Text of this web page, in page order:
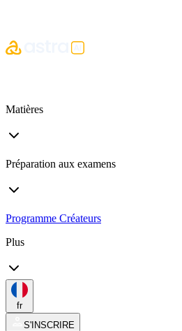
Matières
Préparation aux examens
Programme Créateurs
Plus
fr
S'INSCRIRE